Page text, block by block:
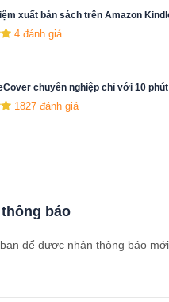
xuất bản sách trên Amazon
4 đánh giá
chuyên nghiệp chỉ với 10
1827 đánh giá
báo
để được nhận thông báo